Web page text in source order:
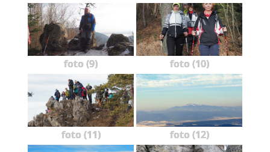
foto (9) foto (10)
foto (11) foto (12)